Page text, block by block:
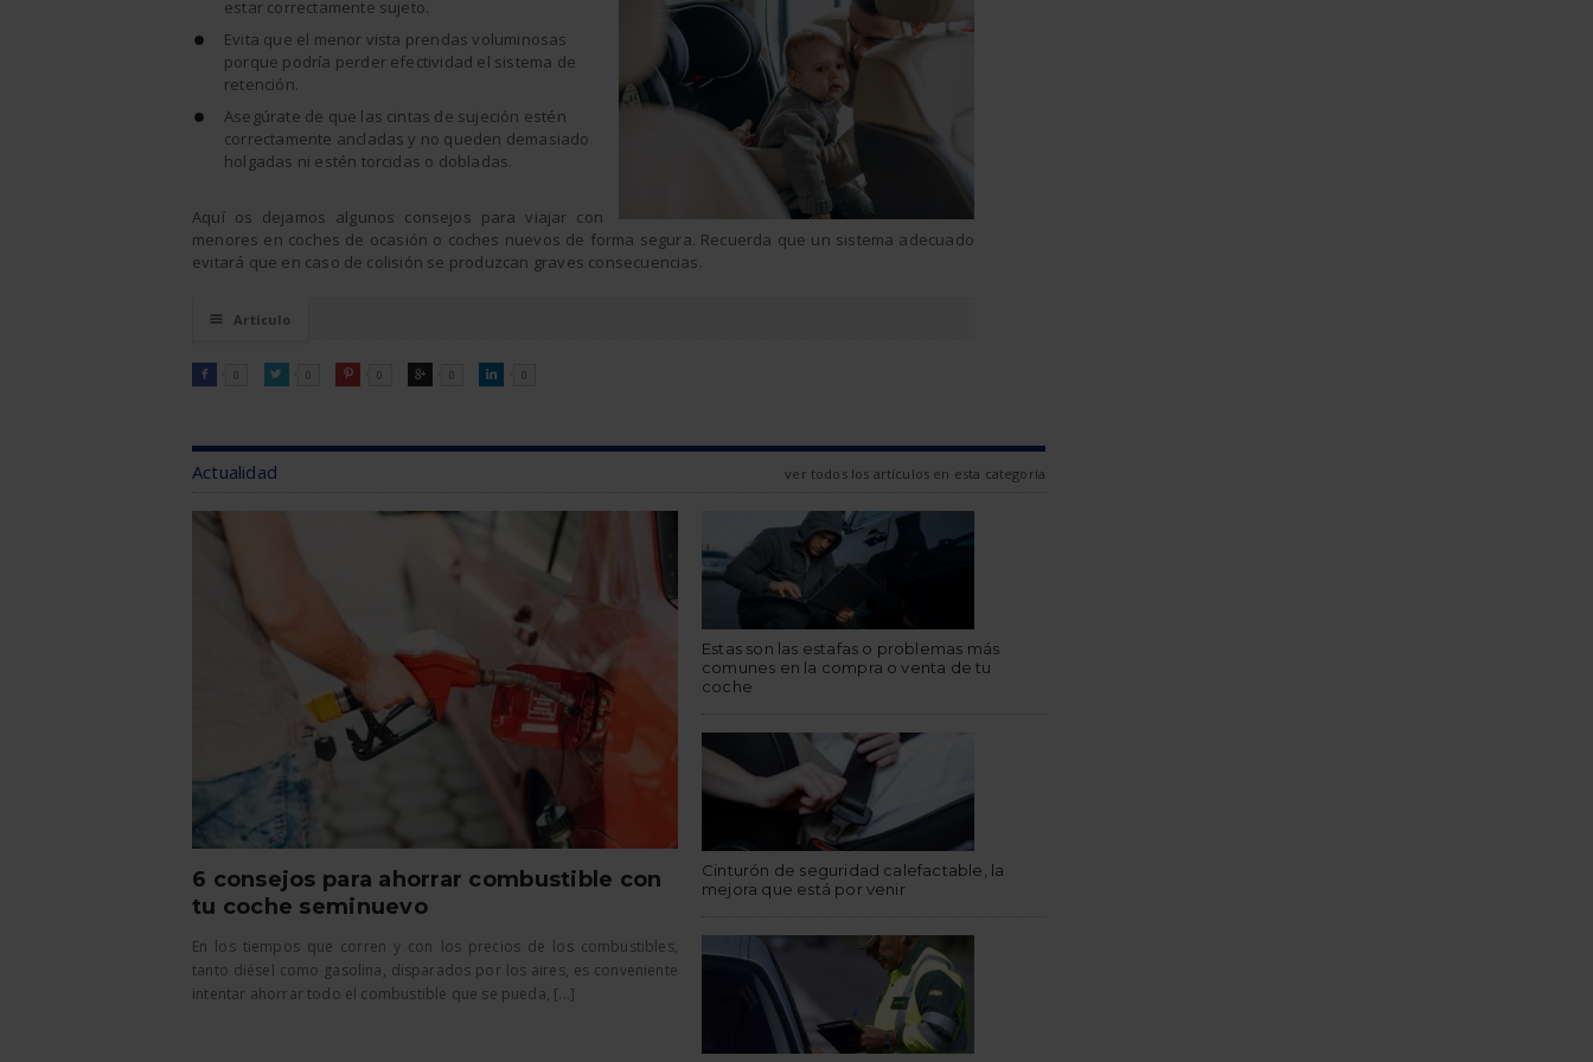
estar correctamente sujeto.
Evita que el menor vista prendas voluminosas
porque podría perder efectividad el sistema de
retención.
Asegúrate de que las cintas de sujeción estén
correctamente ancladas y no queden demasiado
holgadas ni estén torcidas o dobladas.
Aquí os dejamos algunos consejos para viajar con
menores en coches de ocasión o coches nuevos de forma segura. Recuerda que un sistema adecuado
evitará que en caso de colisión se produzcan graves consecuencias.
☰ Artículo

FACEBOOK
0 
TWITTER0 
PINTEREST
0 
GOOGLE0 
LINKEDIN
0
Actualidad ver todos los artículos en esta categoría
6 consejos para ahorrar combustible con
tu coche seminuevo
En los tiempos que corren y con los precios de los combustibles,
tanto diésel como gasolina, disparados por los aires, es conveniente
intentar ahorrar todo el combustible que se pueda, [...]
Estas son las estafas o problemas más
comunes en la compra o venta de tu
coche
Cinturón de seguridad calefactable, la
mejora que está por venir